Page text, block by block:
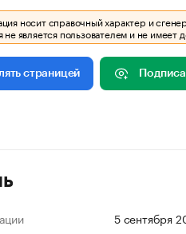
носит справочный характер и
не является пользователем и не
страницей
5 сентября